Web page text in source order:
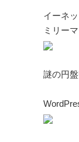
イーネ
ミリー
謎の円